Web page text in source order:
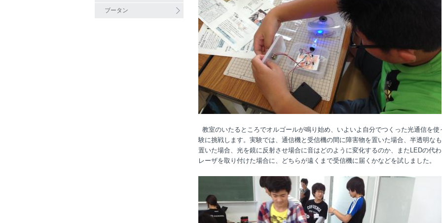
ブータン
教室のいたるところでオルゴールが鳴り始め、いよいよ自分でつくった光通信を使
験に挑戦します。実験では、通信機と受信機の間に障害物を置いた場合、半透明な
置いた場合、光を鏡に反射させ場合に音はどのように変化するのか、またLEDの代
レーザを取り付けた場合に、どちらが遠くまで受信機に届くかなどを試しました。